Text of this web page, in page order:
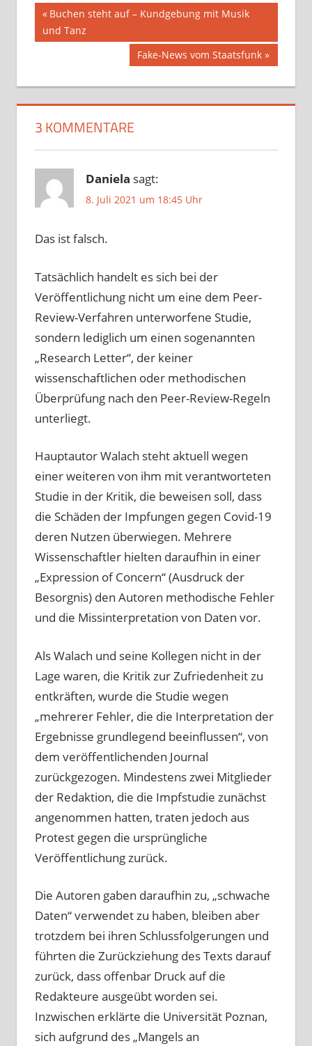
Beitragsnavigation
Vorheriger
Beitrag:
Buchen steht auf – Kundgebung mit Musik
und Tanz
Nächster
Fake-News vom Staatsfunk
3 KOMMENTARE
Daniela sagt:
8. Juli 2021 um 18:45 Uhr
Das ist falsch.
Tatsächlich handelt es sich bei der
Veröffentlichung nicht um eine dem Peer-
Review-Verfahren unterworfene Studie,
sondern lediglich um einen sogenannten
„Research Letter“, der keiner
wissenschaftlichen oder methodischen
Überprüfung nach den Peer-Review-Regeln
unterliegt.
Hauptautor Walach steht aktuell wegen
einer weiteren von ihm mit verantworteten
Studie in der Kritik, die beweisen soll, dass
die Schäden der Impfungen gegen Covid-19
deren Nutzen überwiegen. Mehrere
Wissenschaftler hielten daraufhin in einer
„Expression of Concern“ (Ausdruck der
Besorgnis) den Autoren methodische Fehler
und die Missinterpretation von Daten vor.
Als Walach und seine Kollegen nicht in der
Lage waren, die Kritik zur Zufriedenheit zu
entkräften, wurde die Studie wegen
„mehrerer Fehler, die die Interpretation der
Ergebnisse grundlegend beeinflussen“, von
dem veröffentlichenden Journal
zurückgezogen. Mindestens zwei Mitglieder
der Redaktion, die die Impfstudie zunächst
angenommen hatten, traten jedoch aus
Protest gegen die ursprüngliche
Veröffentlichung zurück.
Die Autoren gaben daraufhin zu, „schwache
Daten“ verwendet zu haben, bleiben aber
trotzdem bei ihren Schlussfolgerungen und
führten die Zurückziehung des Texts darauf
zurück, dass offenbar Druck auf die
Redakteure ausgeübt worden sei.
Inzwischen erklärte die Universität Poznan,
sich aufgrund des „Mangels an